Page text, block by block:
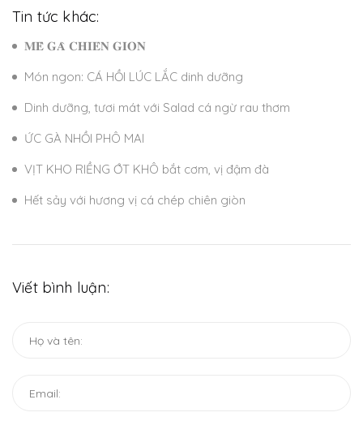
Tin tức khác:
𝐌𝐄̂̀ 𝐆𝐀̀ 𝐂𝐇𝐈𝐄̂𝐍 𝐆𝐈𝐎̀𝐍
Món ngon: CÁ HỒI LÚC LẮC dinh dưỡng
Dinh dưỡng, tươi mát với Salad cá ngừ rau thơm
ỨC GÀ NHỒI PHÔ MAI
VỊT KHO RIỀNG ỚT KHÔ bắt cơm, vị đậm đà
Hết sảy với hương vị cá chép chiên giòn
Viết bình luận: